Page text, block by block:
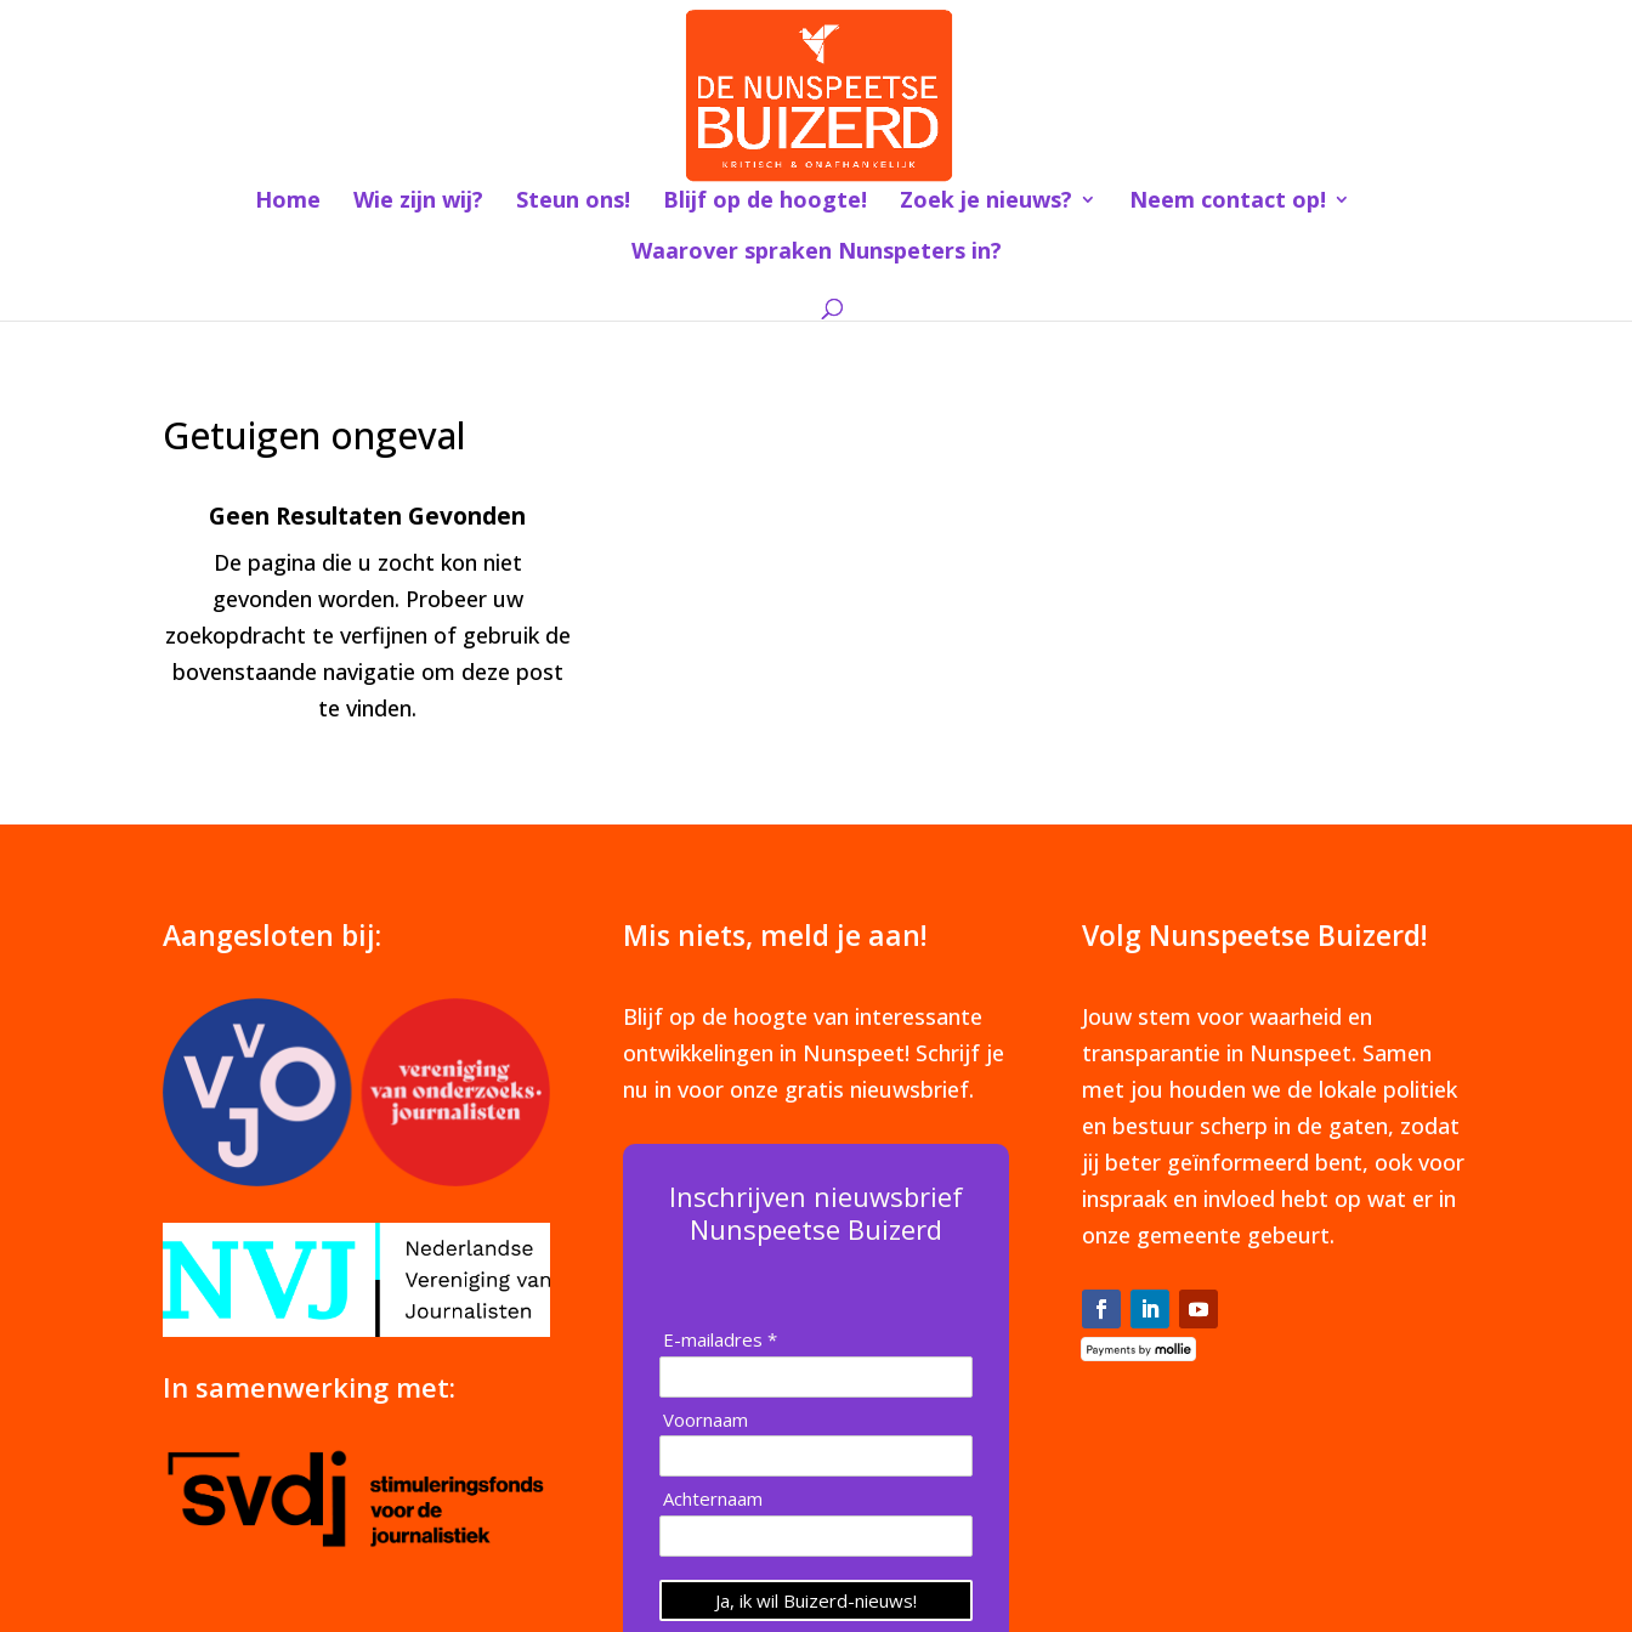
Home Wie zijn wij? Steun ons! Blijf op de hoogte! Zoek je nieuws?
Neem contact op!
Waarover spraken Nunspeters in?
Getuigen ongeval
Geen Resultaten Gevonden
De pagina die u zocht kon niet
gevonden worden. Probeer uw
zoekopdracht te verfijnen of gebruik de
bovenstaande navigatie om deze post
te vinden.
Aangesloten bij:
In samenwerking met:
Mis niets, meld je aan!
Blijf op de hoogte van interessante
ontwikkelingen in Nunspeet! Schrijf je
nu in voor onze gratis nieuwsbrief.
Inschrijven nieuwsbrief
Nunspeetse Buizerd
E-mailadres *
Voornaam
Achternaam
Ja, ik wil Buizerd-nieuws!
Volg Nunspeetse Buizerd!
Jouw stem voor waarheid en
transparantie in Nunspeet. Samen
met jou houden we de lokale politiek
en bestuur scherp in de gaten, zodat
jij beter geïnformeerd bent, ook voor
inspraak en invloed hebt op wat er in
onze gemeente gebeurt.